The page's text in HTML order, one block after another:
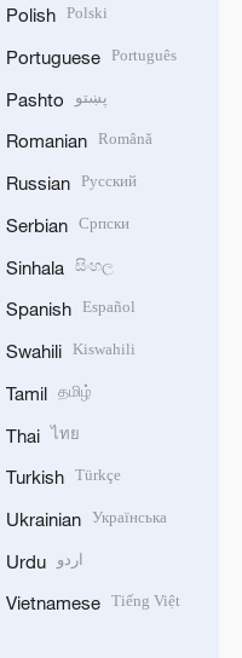
Polish Polski
Portuguese Português
Pashto پښتو
Romanian Română
Russian Русский
Serbian Српски
Sinhala සිංහල
Spanish Español
Swahili Kiswahili
Tamil தமிழ்
Thai ไทย
Turkish Türkçe
Ukrainian Українська
Urdu اردو
Vietnamese Tiếng Việt